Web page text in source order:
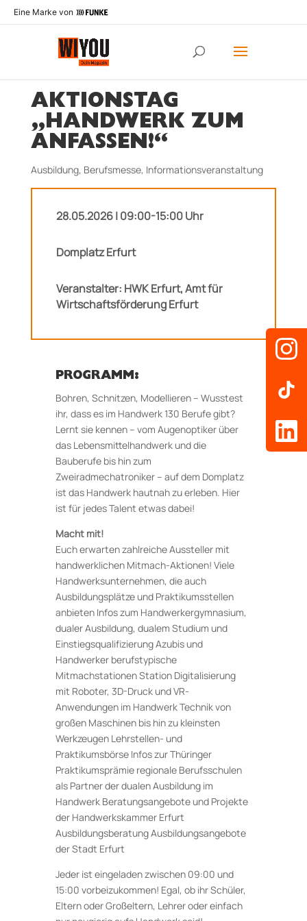
Eine Marke von
AKTIONSTAG
„HANDWERK ZUM
ANFASSEN!“
Ausbildung, Berufsmesse, Informationsveranstaltung
28.05.2026 | 09:00-15:00 Uhr
Domplatz Erfurt
Veranstalter: HWK Erfurt, Amt für
Wirtschaftsförderung Erfurt
PROGRAMM:
Bohren, Schnitzen, Modellieren – Wusstest
ihr, dass es im Handwerk 130 Berufe gibt?
Lernt sie kennen – vom Augenoptiker über
das Lebensmittelhandwerk und die
Bauberufe bis hin zum
Zweiradmechatroniker – auf dem Domplatz
ist das Handwerk hautnah zu erleben. Hier
ist für jedes Talent etwas dabei!
Macht mit!
Euch erwarten zahlreiche Aussteller mit
handwerklichen Mitmach-Aktionen! Viele
Handwerksunternehmen, die auch
Ausbildungsplätze und Praktikumsstellen
anbieten Infos zum Handwerkergymnasium,
dualer Ausbildung, dualem Studium und
Einstiegsqualifizierung Azubis und
Handwerker berufstypische
Mitmachstationen Station Digitalisierung
mit Roboter, 3D-Druck und VR-
Anwendungen im Handwerk Technik von
großen Maschinen bis hin zu kleinsten
Werkzeugen Lehrstellen- und
Praktikumsbörse Infos zur Thüringer
Praktikumsprämie regionale Berufsschulen
als Partner der dualen Ausbildung im
Handwerk Beratungsangebote und Projekte
der Handwerkskammer Erfurt
Ausbildungsberatung Ausbildungsangebote
der Stadt Erfurt
Jeder ist eingeladen zwischen 09:00 und
15:00 vorbeizukommen! Egal, ob ihr Schüler,
Eltern oder Großeltern, Lehrer oder einfach